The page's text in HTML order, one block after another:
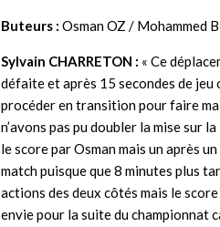
Buteurs : Osman OZ / Mohammed
Sylvain CHARRETON : « Ce
défaite et après 15 secondes de jeu
procéder en transition pour faire
n’avons pas pu doubler la mise sur
le score par Osman mais un après
match puisque que 8 minutes plus
actions des deux côtés mais le
envie pour la suite du championnat